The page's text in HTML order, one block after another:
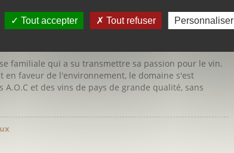
familiale qui a su transmettre sa passion pour le vin.
en faveur de l'environnement, le domaine s'est
et des vins de pays de grande qualité, sans
Tout accepter Tout refuser Personnaliser